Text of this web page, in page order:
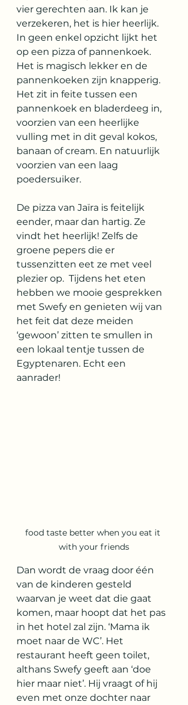
vier gerechten aan. Ik kan je
verzekeren, het is hier heerlijk.
In geen enkel opzicht lijkt het
op een pizza of pannenkoek.
Het is magisch lekker en de
pannenkoeken zijn knapperig.
Het zit in feite tussen een
pannenkoek en bladerdeeg in,
voorzien van een heerlijke
vulling met in dit geval kokos,
banaan of cream. En natuurlijk
voorzien van een laag
poedersuiker.
De pizza van Jaïra is feitelijk
eender, maar dan hartig. Ze
vindt het heerlijk! Zelfs de
groene pepers die er
tussenzitten eet ze met veel
plezier op.  Tijdens het eten
hebben we mooie gesprekken
met Swefy en genieten wij van
het feit dat deze meiden
‘gewoon’ zitten te smullen in
een lokaal tentje tussen de
Egyptenaren. Echt een
aanrader!
food taste better when you eat it
with your friends
Dan wordt de vraag door één
van de kinderen gesteld
waarvan je weet dat die gaat
komen, maar hoopt dat het pas
in het hotel zal zijn. ‘Mama ik
moet naar de WC’. Het
restaurant heeft geen toilet,
althans Swefy geeft aan ‘doe
hier maar niet’. Hij vraagt of hij
even met onze dochter naar